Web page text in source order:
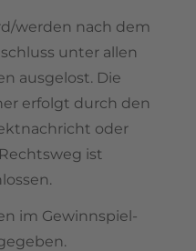
werden nach dem
unter allen
ausgelost. Die
erfolgt durch den
oder
ist
im Gewinnspiel-